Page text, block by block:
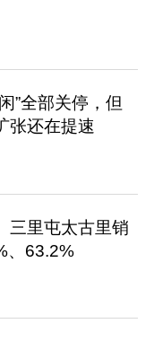
”全部关停，但
张还在提速
三里屯太古里销
、63.2%